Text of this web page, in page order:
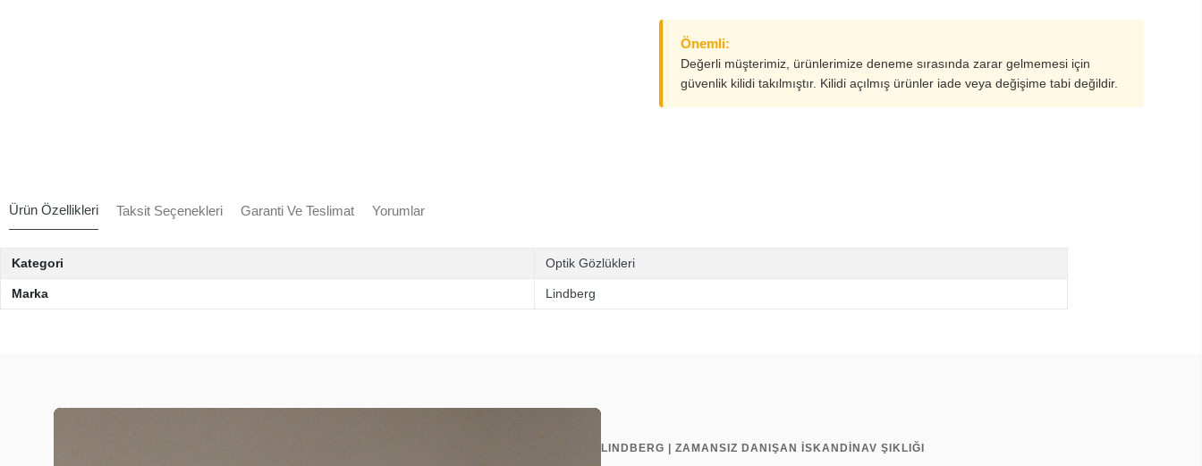
Önemli:
Değerli müşterimiz, ürünlerimize deneme sırasında zarar gelmemesi için
güvenlik kilidi takılmıştır. Kilidi açılmış ürünler iade veya değişime tabi değildir.
Ürün Özellikleri Taksit Seçenekleri Garanti Ve Teslimat Yorumlar
Kategori Optik Gözlükleri
Marka Lindberg
LINDBERG | ZAMANSIZ DANIŞAN İSKANDİNAV ŞIKLIĞI